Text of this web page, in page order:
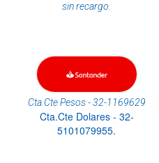
sin recargo.
Cta.Cte Pesos - 32-1169629
Cta.Cte Dolares - 32-
5101079955.